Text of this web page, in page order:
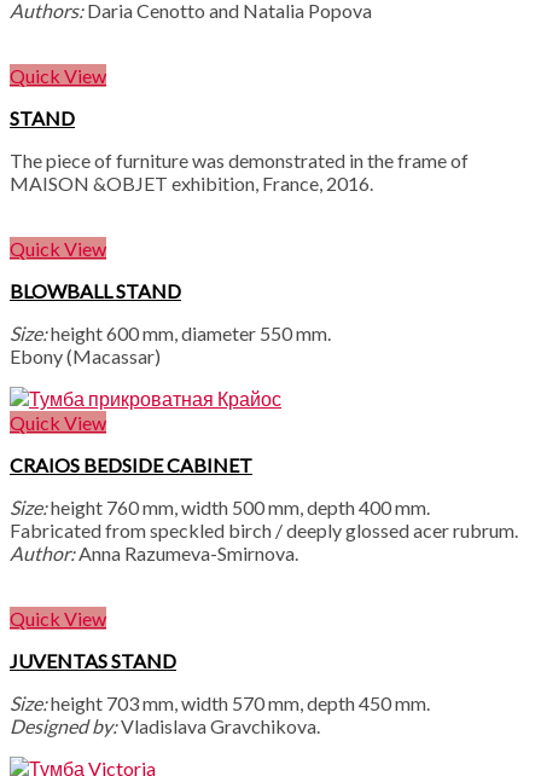
Authors:Daria Cenotto and Natalia Popova
Quick View
STAND
The piece of furniture was demonstrated in the frame of
MAISON &OBJET exhibition, France, 2016.
Quick View
BLOWBALL STAND
Size:height 600 mm, diameter 550 mm.
Ebony (Macassar)
Quick View
CRAIOS BEDSIDE CABINET
Size:height 760 mm, width 500 mm, depth 400 mm.
Fabricated from speckled birch / deeply glossed acer rubrum.
Author:Anna Razumeva-Smirnova.
Quick View
JUVENTAS STAND
Size:height 703 mm, width 570 mm, depth 450 mm.
Designed by:Vladislava Gravchikova.